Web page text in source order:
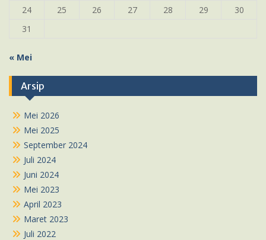
24
25 26 27 28 29
30
31
« Mei
Arsip
Mei 2026
Mei 2025
September 2024
Juli 2024
Juni 2024
Mei 2023
April 2023
Maret 2023
Juli 2022